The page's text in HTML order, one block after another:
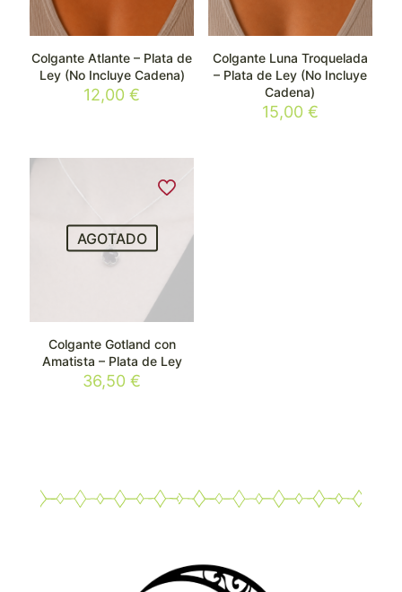
Colgante Atlante – Plata de
Ley (No Incluye Cadena)
12,00€
Colgante Luna Troquelada
– Plata de Ley (No Incluye
Cadena)
15,00 €
AGOTADO
Colgante Gotland con
Amatista – Plata de Ley
36,50€